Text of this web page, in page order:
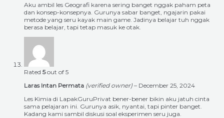
Aku ambil les Geografi karena sering banget nggak paham peta
dan konsep-konsepnya. Gurunya sabar banget, ngajarin pakai
metode yang seru kayak main game. Jadinya belajar tuh nggak
berasa belajar, tapi tetap masuk ke otak.
Rated 5out of 5
Laras Intan Permata (verified owner) – December 25, 2024
Les Kimia di LapakGuruPrivat bener-bener bikin aku jatuh cinta
sama pelajaran ini. Gurunya asik, nyantai, tapi pinter banget.
Kadang kami sambil diskusi soal eksperimen seru juga.